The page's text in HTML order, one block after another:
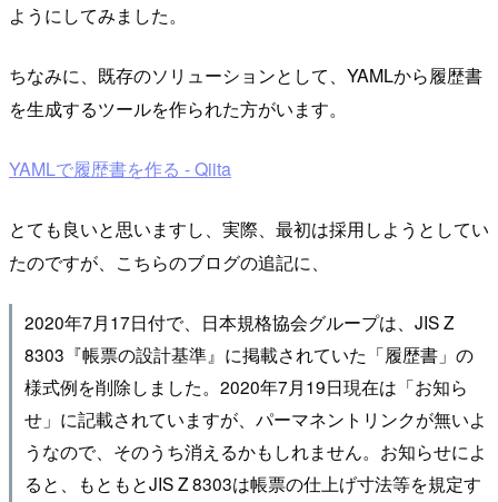
ようにしてみました。
ちなみに、既存のソリューションとして、YAMLから履歴書
を生成するツールを作られた方がいます。
YAMLで履歴書を作る - Qiita
とても良いと思いますし、実際、最初は採用しようとしてい
たのですが、こちらのブログの追記に、
2020年7月17日付で、日本規格協会グループは、JIS Z
8303『帳票の設計基準』に掲載されていた「履歴書」の
様式例を削除しました。2020年7月19日現在は「お知ら
せ」に記載されていますが、パーマネントリンクが無いよ
うなので、そのうち消えるかもしれません。お知らせによ
ると、もともとJIS Z 8303は帳票の仕上げ寸法等を規定す